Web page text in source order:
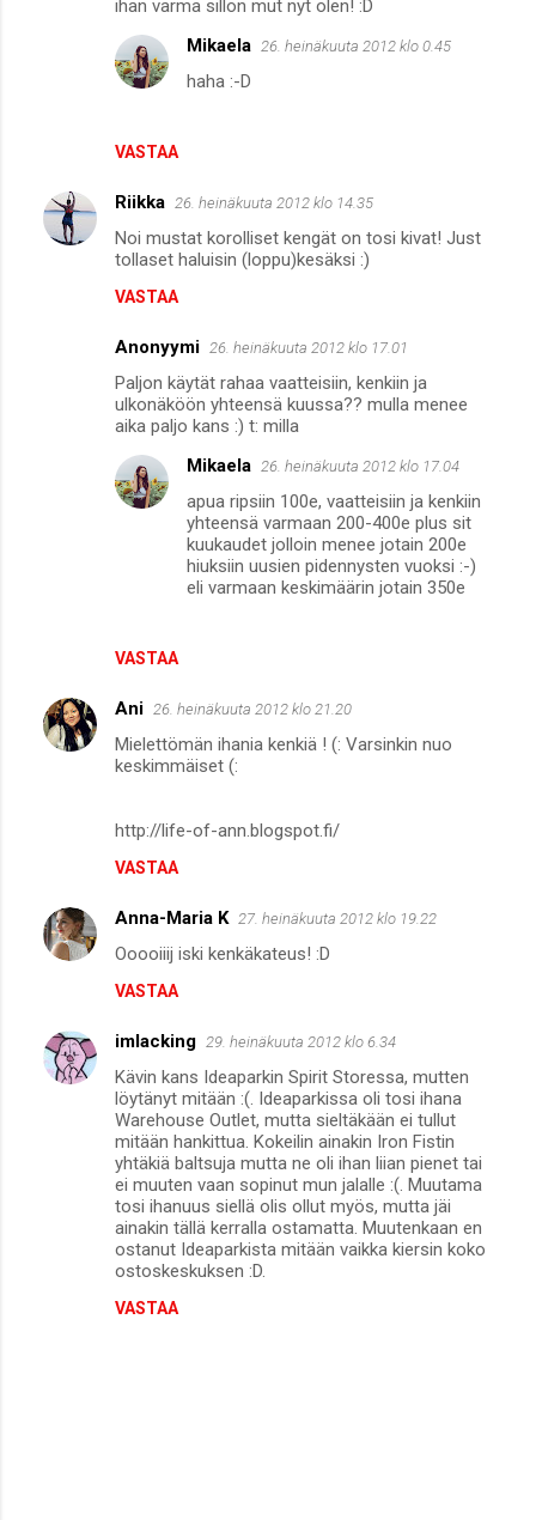
t
ihan varma sillon mut nyt olen! :D
VASTAA
Mikaela 26. heinäkuuta 2012 klo 0.45
haha :-D
Riikka 26. heinäkuuta 2012 klo 14.35
Noi mustat korolliset kengät on tosi kivat! Just
tollaset haluisin (loppu)kesäksi :)
VASTAA
Anonyymi 26. heinäkuuta 2012 klo 17.01
Paljon käytät rahaa vaatteisiin, kenkiin ja
ulkonäköön yhteensä kuussa?? mulla menee
aika paljo kans :) t: milla
VASTAA
Mikaela 26. heinäkuuta 2012 klo 17.04
apua ripsiin 100e, vaatteisiin ja kenkiin
yhteensä varmaan 200-400e plus sit
kuukaudet jolloin menee jotain 200e
hiuksiin uusien pidennysten vuoksi :-)
eli varmaan keskimäärin jotain 350e
Ani 26. heinäkuuta 2012 klo 21.20
Mielettömän ihania kenkiä ! (: Varsinkin nuo
keskimmäiset (:
http://life-of-ann.blogspot.fi/
VASTAA
Anna-Maria K 27. heinäkuuta 2012 klo 19.22
Ooooiiij iski kenkäkateus! :D
VASTAA
imlacking 29. heinäkuuta 2012 klo 6.34
Kävin kans Ideaparkin Spirit Storessa, mutten
löytänyt mitään :(. Ideaparkissa oli tosi ihana
Warehouse Outlet, mutta sieltäkään ei tullut
mitään hankittua. Kokeilin ainakin Iron Fistin
yhtäkiä baltsuja mutta ne oli ihan liian pienet tai
ei muuten vaan sopinut mun jalalle :(. Muutama
tosi ihanuus siellä olis ollut myös, mutta jäi
ainakin tällä kerralla ostamatta. Muutenkaan en
ostanut Ideaparkista mitään vaikka kiersin koko
ostoskeskuksen :D.
VASTAA